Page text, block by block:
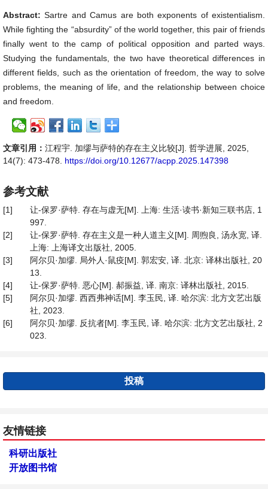
Abstract:Sartre and Camus are both exponents of existentialism.
While fighting the “absurdity” of the world together, this pair of friends
finally went to the camp of political opposition and parted ways.
Studying the fundamentals, the two have theoretical differences in
different fields, such as the orientation of freedom, the way to solve
problems, the meaning of life, and the relationship between choice
and freedom.
文章引用： 江程宇. 加缪与萨特的存在主义比较[J]. 哲学进展, 2025,
14(7): 473-478. https://doi.org/10.12677/acpp.2025.147398
参考文献
[1]
让-保罗·萨特. 存在与虚无[M]. 上海: 生活·读书·新知三联书店, 1
997.
[2]
让-保罗·萨特. 存在主义是一种人道主义[M]. 周煦良, 汤永宽, 译.
上海: 上海译文出版社, 2005.
[3]
阿尔贝·加缪. 局外人·鼠疫[M]. 郭宏安, 译. 北京: 译林出版社, 20
13.
[4]
让-保罗·萨特. 恶心[M]. 郝振益, 译. 南京: 译林出版社, 2015.
[5]
阿尔贝·加缪. 西西弗神话[M]. 李玉民, 译. 哈尔滨: 北方文艺出版
社, 2023.
[6]
阿尔贝·加缪. 反抗者[M]. 李玉民, 译. 哈尔滨: 北方文艺出版社, 2
023.
投稿
友情链接
科研出版社
开放图书馆